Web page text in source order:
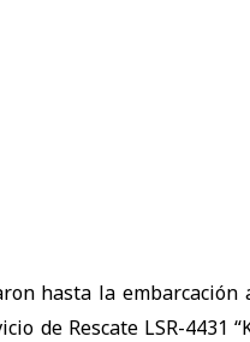
hasta la embarcación
de Rescate LSR-4431